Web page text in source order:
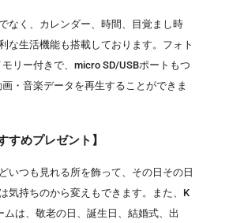
なく、カレンダー、時間、目覚まし時
な生活機能も搭載しております。フォト
リー付きで、micro SD/USBポートもつ
・音楽データを再生することができま
すめプレゼント】
いつも見れる所を飾って、その日その日
気持ちのから変えもできます。また、K
ムは、敬老の日、誕生日、結婚式、出